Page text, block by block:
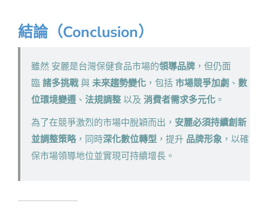
結論（Conclusion）
雖然 安麗是台灣保健食品市場的領導品牌 ，但仍面
臨 諸多挑戰與 未來趨勢變化 ，包括 市場競爭加劇 、 數
位環境變遷、 法規調整 以及 消費者需求多元化 。
為了在競爭激烈的市場中脫穎而出， 安麗必須持續創新
並調整策略，同時深化數位轉型 ，提升 品牌形象 ，以確
保市場領導地位並實現可持續增長。